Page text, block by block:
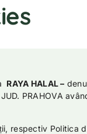
RAYA HALAL –
PRAHOVA
respectiv Politica